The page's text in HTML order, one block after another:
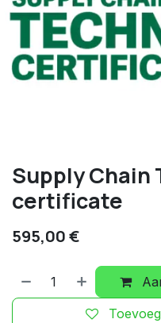
Supply Chain
certificate
595,00€